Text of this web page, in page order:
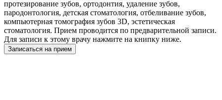
протезирование зубов, ортодонтия, удаление зубов,
пародонтология, детская стоматология, отбеливание зубов,
компьютерная томография зубов 3D, эстетическая
стоматология. Прием проводится по предварительной записи.
Для записи к этому врачу нажмите на книпку ниже.
Записаться на прием